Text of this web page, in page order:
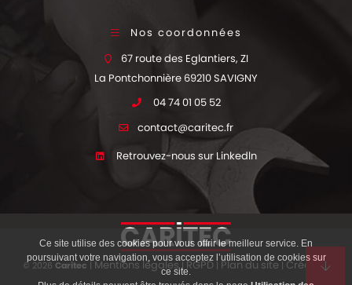
Nos coordonnées
67 route des Eglantiers, ZI
04 74 01 05 52
contact@caritec.fr
Retrouvez-nous sur Linkedln
© 2026Caritec|Mentions légales|RGPD| Plan du site|Création
Ce site utilise des cookies pour vous offrir le meilleur service. En
poursuivant votre navigation, vous acceptez l’utilisation de cookies sur
ce site.